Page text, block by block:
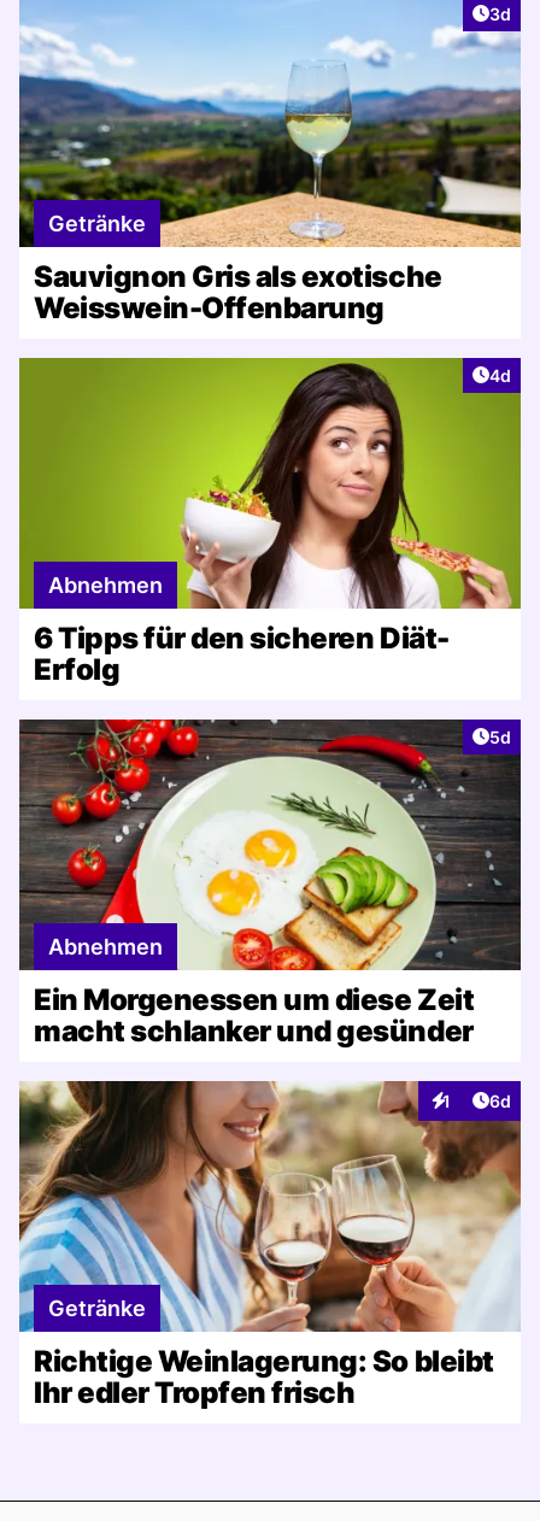
3d
Getränke
Sauvignon Gris als exotische
Weisswein-Offenbarung
4d
Abnehmen
6 Tipps für den sicheren Diät-
Erfolg
5d
Abnehmen
Ein Morgenessen um diese Zeit
macht schlanker und gesünder
1
Interaktionen
6d
Getränke
Richtige Weinlagerung: So bleibt
Ihr edler Tropfen frisch